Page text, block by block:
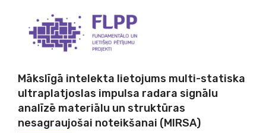
Mākslīgā intelekta lietojums multi-statiska
ultraplatjoslas impulsa radara signālu
analīzē materiālu un struktūras
nesagraujošai noteikšanai (MIRSA)